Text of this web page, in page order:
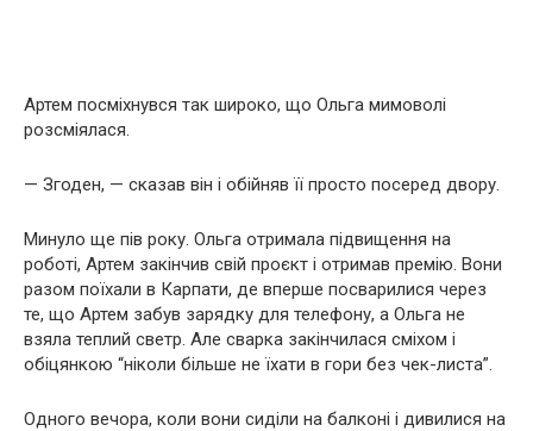
Артем посміхнувся так широко, що Ольга мимоволі
розсміялася.
— Згоден, — сказав він і обійняв її просто посеред двору.
Минуло ще пів року. Ольга отримала підвищення на
роботі, Артем закінчив свій проєкт і отримав премію. Вони
разом поїхали в Карпати, де вперше посварилися через
те, що Артем забув зарядку для телефону, а Ольга не
взяла теплий светр. Але сварка закінчилася сміхом і
обіцянкою “ніколи більше не їхати в гори без чек-листа”.
Одного вечора, коли вони сиділи на балконі і дивилися на